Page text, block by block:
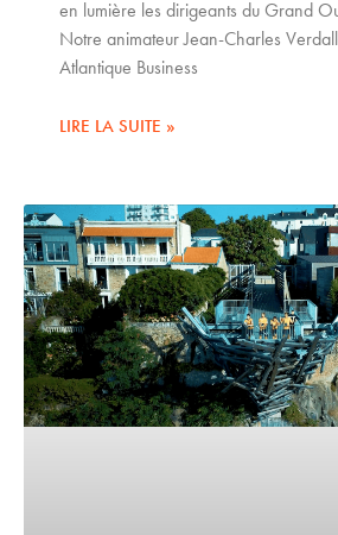
en lumière les dirigeants du Grand
Notre animateur Jean-Charles
Atlantique Business
LIRE LA SUITE »